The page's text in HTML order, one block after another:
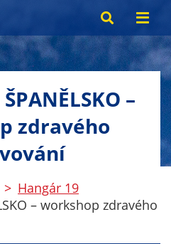
–
zdravého
Hangár 19
– workshop zdravého